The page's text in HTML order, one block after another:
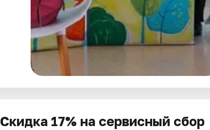
Скидка 17% на сервисный сбор